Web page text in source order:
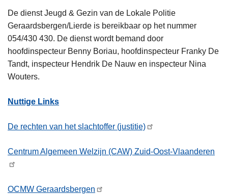
De dienst Jeugd & Gezin van de Lokale Politie
Geraardsbergen/Lierde is bereikbaar op het nummer
054/430 430. De dienst wordt bemand door
hoofdinspecteur Benny Boriau, hoofdinspecteur Franky De
Tandt, inspecteur Hendrik De Nauw en inspecteur Nina
Wouters.
Nuttige Links
De rechten van het slachtoffer (justitie)
Centrum Algemeen Welzijn (CAW) Zuid-Oost-Vlaanderen
OCMW Geraardsbergen